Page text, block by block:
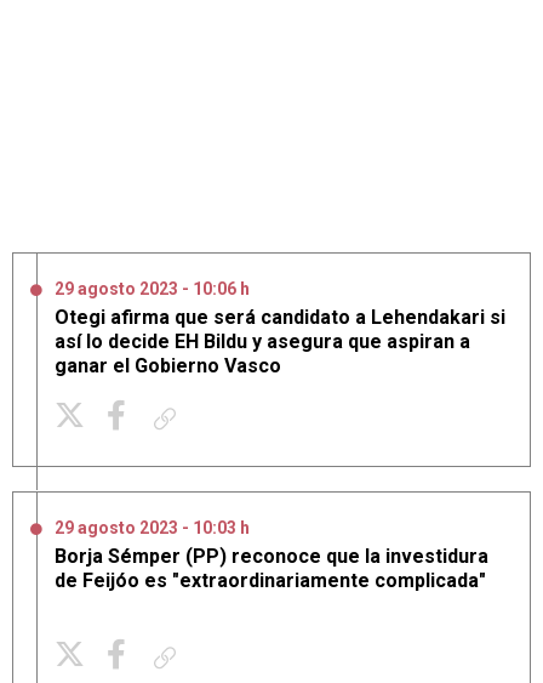
29 agosto 2023 - 10:06 h
Otegi afirma que será candidato a Lehendakari si
así lo decide EH Bildu y asegura que aspiran a
ganar el Gobierno Vasco
29 agosto 2023 - 10:03 h
Borja Sémper (PP) reconoce que la investidura
de Feijóo es "extraordinariamente complicada"